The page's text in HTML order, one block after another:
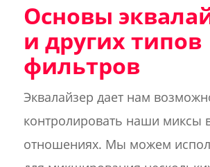
Основы
и других типов
фильтров
Эквалайзер дает нам
контролировать наши миксы
отношениях. Мы можем